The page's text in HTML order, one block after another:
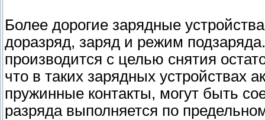
Более дорогие зарядные
доразряд, заряд и режим
производится с целью снятия
что в таких зарядных устройствах
пружинные контакты, могут быть
разряда выполняется по